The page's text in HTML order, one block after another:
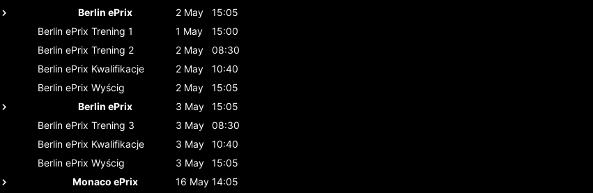
Berlin ePrix
2 May
15:05
Berlin ePrix Trening 1 1 May
15:00
Berlin ePrix Trening 2 2 May
08:30
Berlin ePrix Kwalifikacje 2 May
10:40
Berlin ePrix Wyścig 2 May
15:05
Berlin ePrix
3 May
15:05
Berlin ePrix Trening 3 3 May
08:30
Berlin ePrix Kwalifikacje 3 May
10:40
Berlin ePrix Wyścig 3 May
15:05
Monaco ePrix
16 May 14:05